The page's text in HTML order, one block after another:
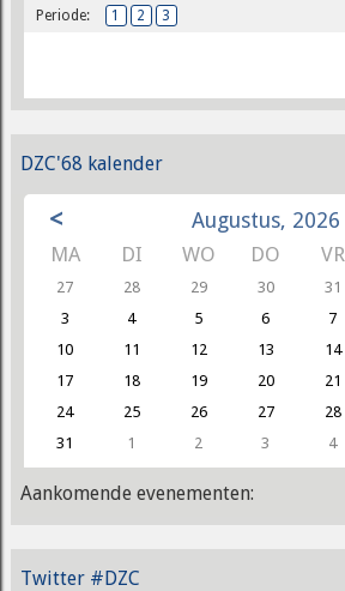
Periode: 1 2 3
DZC'68 kalender
< Augustus, 2026
MA DI WO DO VR
27 28 29 30 31
3
4 5 6 7
10
11 12 13 14
17
18 19 20 21
24
25 26 27 28
31
1 2 3 4
Aankomende evenementen:
Twitter #DZC